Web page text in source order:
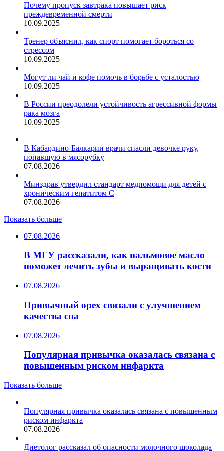
Почему пропуск завтрака повышает риск
преждевременной смерти
10.09.2025
Тренер объяснил, как спорт помогает бороться со
стрессом
10.09.2025
Могут ли чай и кофе помочь в борьбе с усталостью
10.09.2025
В России преодолели устойчивость агрессивной формы
рака мозга
10.09.2025
В Кабардино-Балкарии врачи спасли девочке руку,
попавшую в мясорубку
07.08.2026
Минздрав утвердил стандарт медпомощи для детей с
хроническим гепатитом С
07.08.2026
Показать больше
07.08.2026
В МГУ рассказали, как пальмовое масло
поможет лечить зубы и выращивать кости
07.08.2026
Привычный орех связали с улучшением
качества сна
07.08.2026
Популярная привычка оказалась связана с
повышенным риском инфаркта
Показать больше
Популярная привычка оказалась связана с повышенным
риском инфаркта
07.08.2026
Диетолог рассказал об опасности молочного шоколада